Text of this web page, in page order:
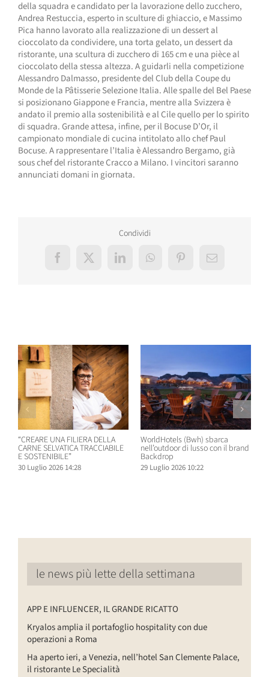
della squadra e candidato per la lavorazione dello zucchero,
Andrea Restuccia, esperto in sculture di ghiaccio, e Massimo
Pica hanno lavorato alla realizzazione di un dessert al
cioccolato da condividere, una torta gelato, un dessert da
ristorante, una scultura di zucchero di 165 cm e una pièce al
cioccolato della stessa altezza. A guidarli nella competizione
Alessandro Dalmasso, presidente del Club della Coupe du
Monde de la Pâtisserie Selezione Italia. Alle spalle del Bel Paese
si posizionano Giappone e Francia, mentre alla Svizzera è
andato il premio alla sostenibilità e al Cile quello per lo spirito
di squadra. Grande attesa, infine, per il Bocuse D’Or, il
campionato mondiale di cucina intitolato allo chef Paul
Bocuse. A rappresentare l’Italia è Alessandro Bergamo, già
sous chef del ristorante Cracco a Milano. I vincitori saranno
annunciati domani in giornata.
Condividi
Facebook
X LinkedInWhatsAppPinterestEmail
“CREARE UNA FILIERA DELLA
CARNE SELVATICA TRACCIABILE
E SOSTENIBILE”
30 Luglio 2026 14:28
WorldHotels (Bwh) sbarca
nell’outdoor di lusso con il brand
Backdrop
29 Luglio 2026 10:22
le news più lette della settimana
APP E INFLUENCER, IL GRANDE RICATTO
Kryalos amplia il portafoglio hospitality con due
operazioni a Roma
Ha aperto ieri, a Venezia, nell’hotel San Clemente Palace,
il ristorante Le Specialità